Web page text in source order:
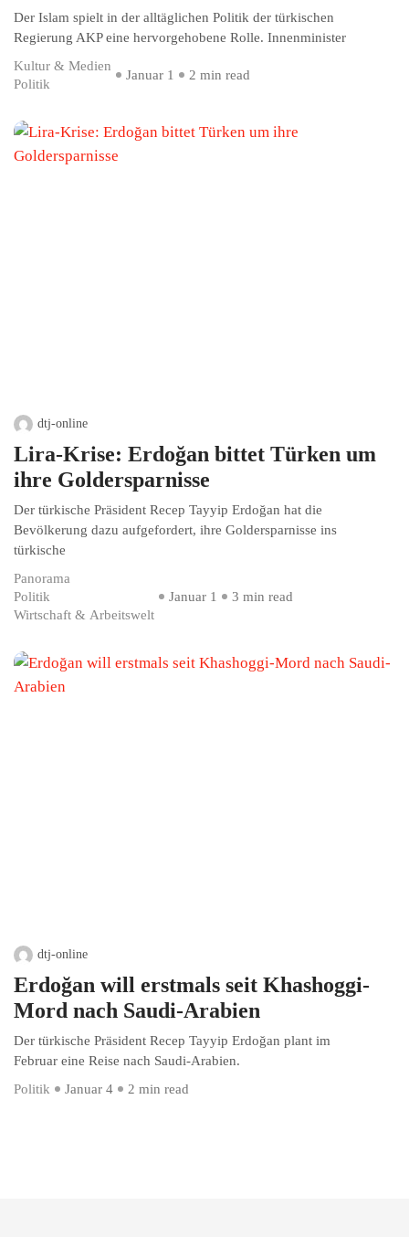
Der Islam spielt in der alltäglichen Politik der türkischen
Regierung AKP eine hervorgehobene Rolle. Innenminister
Kultur & Medien
Politik
Januar 1 2 min read
dtj-online
Lira-Krise: Erdoğan bittet Türken um
ihre Goldersparnisse
Der türkische Präsident Recep Tayyip Erdoğan hat die
Bevölkerung dazu aufgefordert, ihre Goldersparnisse ins
türkische
Panorama
Politik
Wirtschaft & Arbeitswelt
Januar 1 3 min read
dtj-online
Erdoğan will erstmals seit Khashoggi-
Mord nach Saudi-Arabien
Der türkische Präsident Recep Tayyip Erdoğan plant im
Februar eine Reise nach Saudi-Arabien.
Politik
Januar 4 2 min read